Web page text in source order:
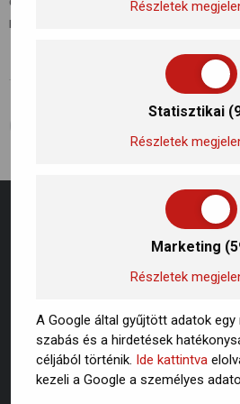
Részletek
Statisztikai
Részletek
Marketing
Részletek
A Google által gyűjtött adatok
szabás és a hirdetések
céljából történik. Ide kattintva
kezeli a Google a személyes
részletekért!
Hogyan csökkenthető a légszennyezettség? Mit tehetünk?